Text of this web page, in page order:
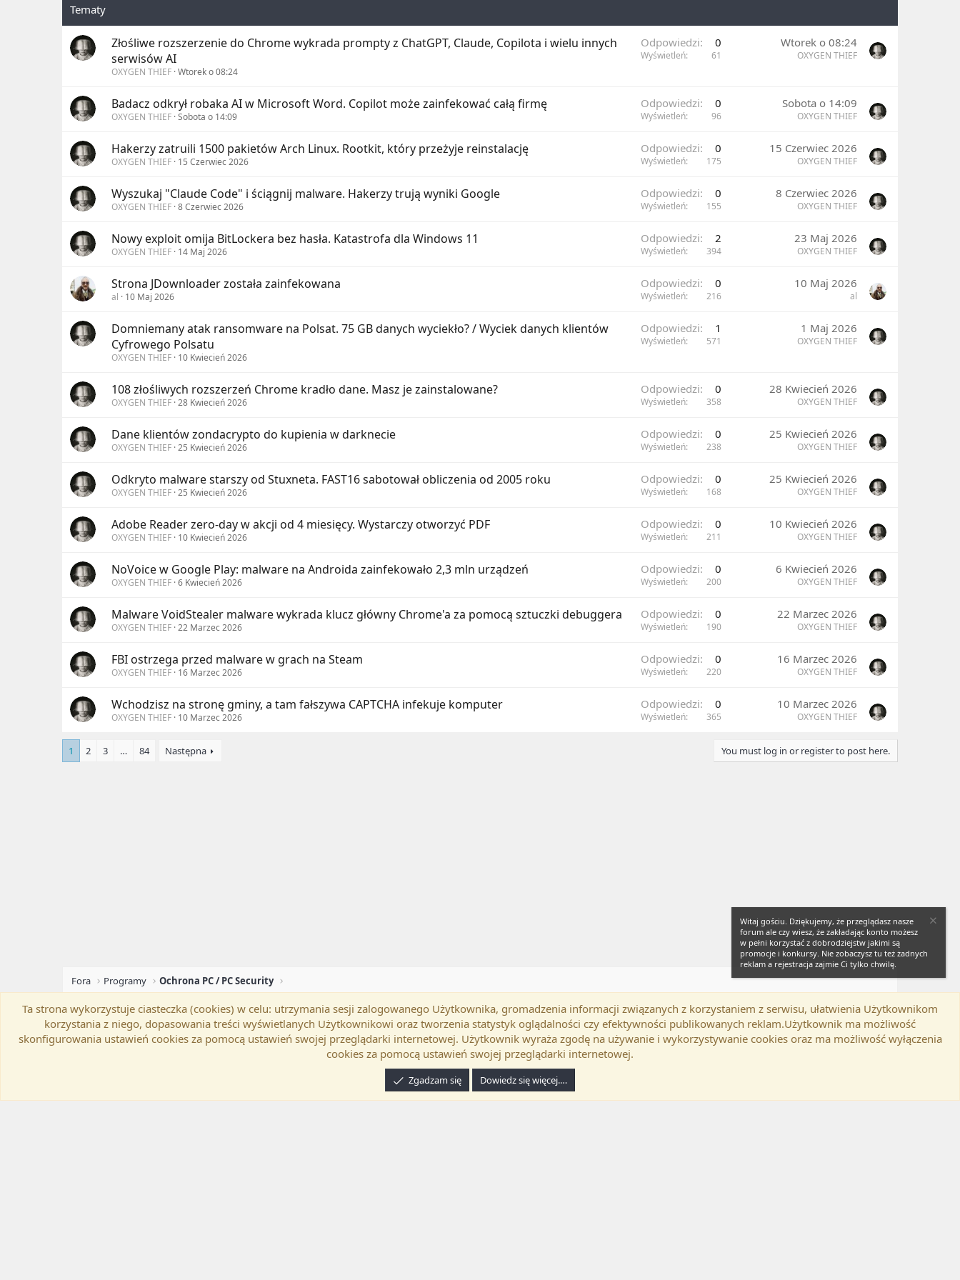
o
k
Złośliwe rozszerzenie do Chrome wykrada prompty z ChatGPT, Claude, Copilota i wielu innych
serwisów AI
OXYGEN THIEF Wtorek o 08:24
Odpowiedzi 0
Wyświetleń 61
Wtorek o 08:24
OXYGEN THIEF
Badacz odkrył robaka AI w Microsoft Word. Copilot może zainfekować całą firmę
OXYGEN THIEF Sobota o 14:09
Odpowiedzi 0
Wyświetleń 96
Sobota o 14:09
OXYGEN THIEF
Hakerzy zatruili 1500 pakietów Arch Linux. Rootkit, który przeżyje reinstalację
OXYGEN THIEF 15 Czerwiec 2026
Odpowiedzi 0
Wyświetleń 175
15 Czerwiec 2026
OXYGEN THIEF
Wyszukaj "Claude Code" i ściągnij malware. Hakerzy trują wyniki Google
OXYGEN THIEF 8 Czerwiec 2026
Odpowiedzi 0
Wyświetleń 155
8 Czerwiec 2026
OXYGEN THIEF
Nowy exploit omija BitLockera bez hasła. Katastrofa dla Windows 11
OXYGEN THIEF 14 Maj 2026
Odpowiedzi 2
Wyświetleń 394
23 Maj 2026
OXYGEN THIEF
Strona JDownloader została zainfekowana
al 10 Maj 2026
Odpowiedzi 0
Wyświetleń 216
10 Maj 2026
al
Domniemany atak ransomware na Polsat. 75 GB danych wyciekło? / Wyciek danych klientów
Cyfrowego Polsatu
OXYGEN THIEF 10 Kwiecień 2026
Odpowiedzi 1
Wyświetleń 571
1 Maj 2026
OXYGEN THIEF
108 złośliwych rozszerzeń Chrome kradło dane. Masz je zainstalowane?
OXYGEN THIEF 28 Kwiecień 2026
Odpowiedzi 0
Wyświetleń 358
28 Kwiecień 2026
OXYGEN THIEF
Dane klientów zondacrypto do kupienia w darknecie
OXYGEN THIEF 25 Kwiecień 2026
Odpowiedzi 0
Wyświetleń 238
25 Kwiecień 2026
OXYGEN THIEF
Odkryto malware starszy od Stuxneta. FAST16 sabotował obliczenia od 2005 roku
OXYGEN THIEF 25 Kwiecień 2026
Odpowiedzi 0
Wyświetleń 168
25 Kwiecień 2026
OXYGEN THIEF
Adobe Reader zero-day w akcji od 4 miesięcy. Wystarczy otworzyć PDF
OXYGEN THIEF 10 Kwiecień 2026
Odpowiedzi 0
Wyświetleń 211
10 Kwiecień 2026
OXYGEN THIEF
NoVoice w Google Play: malware na Androida zainfekowało 2,3 mln urządzeń
OXYGEN THIEF 6 Kwiecień 2026
Odpowiedzi 0
Wyświetleń 200
6 Kwiecień 2026
OXYGEN THIEF
Malware VoidStealer malware wykrada klucz główny Chrome'a za pomocą sztuczki debuggera
OXYGEN THIEF 22 Marzec 2026
Odpowiedzi 0
Wyświetleń 190
22 Marzec 2026
OXYGEN THIEF
FBI ostrzega przed malware w grach na Steam
OXYGEN THIEF 16 Marzec 2026
Odpowiedzi 0
Wyświetleń 220
16 Marzec 2026
OXYGEN THIEF
Wchodzisz na stronę gminy, a tam fałszywa CAPTCHA infekuje komputer
OXYGEN THIEF 10 Marzec 2026
Odpowiedzi 0
Wyświetleń 365
10 Marzec 2026
OXYGEN THIEF
1 2 3 … 84 Następna You must log in or register to post here.
Fora Programy Ochrona PC / PC Security
Flat Awesome + (Parent DO NOT EDIT) Zmień szerokość Polski (PL) Kontakt Regulamin Polityka prywatności Pomoc TwitterKontakt
RSS
Tłumaczenie wykonane przezprogramyzadarmo.net.pl
Witaj gościu. Dziękujemy, że przeglądasz nasze
forum ale czy wiesz, że zakładając konto możesz
w pełni korzystać z dobrodziejstw jakimi są
promocje i konkursy. Nie zobaczysz tu też żadnych
reklam a rejestracja zajmie Ci tylko chwilę.
Ta strona wykorzystuje ciasteczka (cookies) w celu: utrzymania sesji zalogowanego Użytkownika, gromadzenia informacji związanych z korzystaniem z serwisu, ułatwienia Użytkownikom
korzystania z niego, dopasowania treści wyświetlanych Użytkownikowi oraz tworzenia statystyk oglądalności czy efektywności publikowanych reklam.Użytkownik ma możliwość
skonfigurowania ustawień cookies za pomocą ustawień swojej przeglądarki internetowej. Użytkownik wyraża zgodę na używanie i wykorzystywanie cookies oraz ma możliwość wyłączenia
cookies za pomocą ustawień swojej przeglądarki internetowej.
Zgadzam się Dowiedz się więcej.…